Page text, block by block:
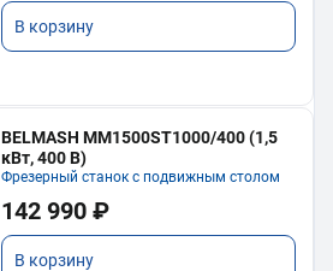
В корзину
BELMASH MM1500ST1000/400 (1,5
кВт, 400 В)
Фрезерный станок с подвижным столом
142 990 ₽
В корзину